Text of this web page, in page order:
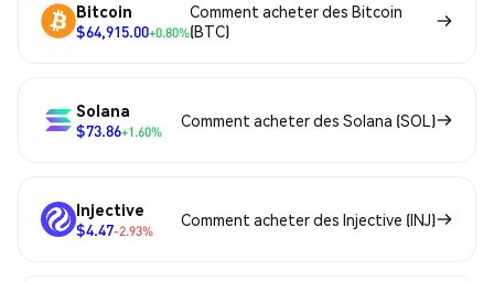
Bitcoin
$64,915.00+0.80%
Comment acheter des Bitcoin
(BTC)
Solana
$73.86+1.60%
Comment acheter des Solana (SOL)
Injective
$4.47-2.93%
Comment acheter des Injective (INJ)